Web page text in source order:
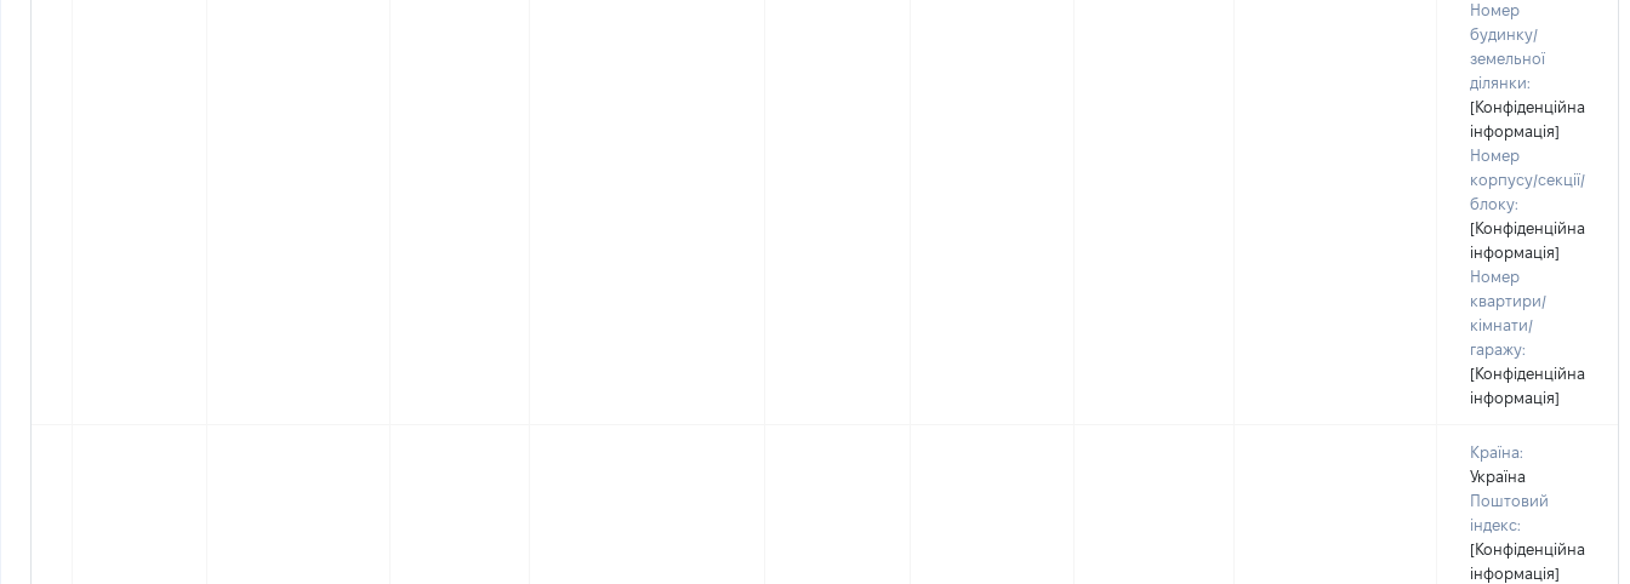
Номер
будинку/
земельної
ділянки:
[Конфіденційна
інформація]
Номер
корпусу/секції/
блоку:
[Конфіденційна
інформація]
Номер
квартири/
кімнати/
гаражу:
[Конфіденційна
інформація]
Країна:
Україна
Поштовий
індекс:
[Конфіденційна
інформація]